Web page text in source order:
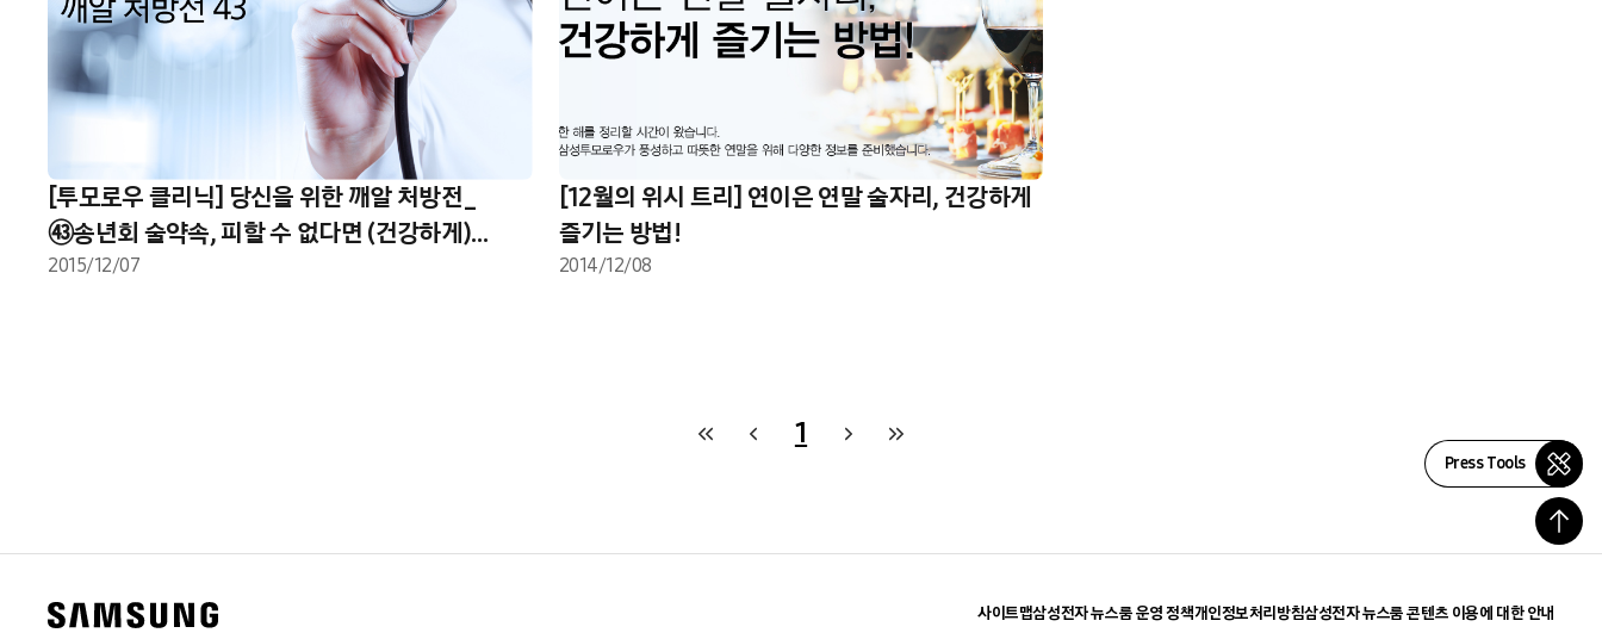
[투모로우 클리닉] 당신을 위한 깨알 처방전_
㊸송년회 술약속, 피할 수 없다면 (건강하게)
즐기자!
2015/12/07
[12월의 위시 트리] 연이은 연말 술자리, 건강하게
즐기는 방법!
2014/12/08
1
Press Tools
사이트맵삼성전자 뉴스룸 운영 정책개인정보처리방침삼성전자 뉴스룸 콘텐츠 이용에 대한 안내